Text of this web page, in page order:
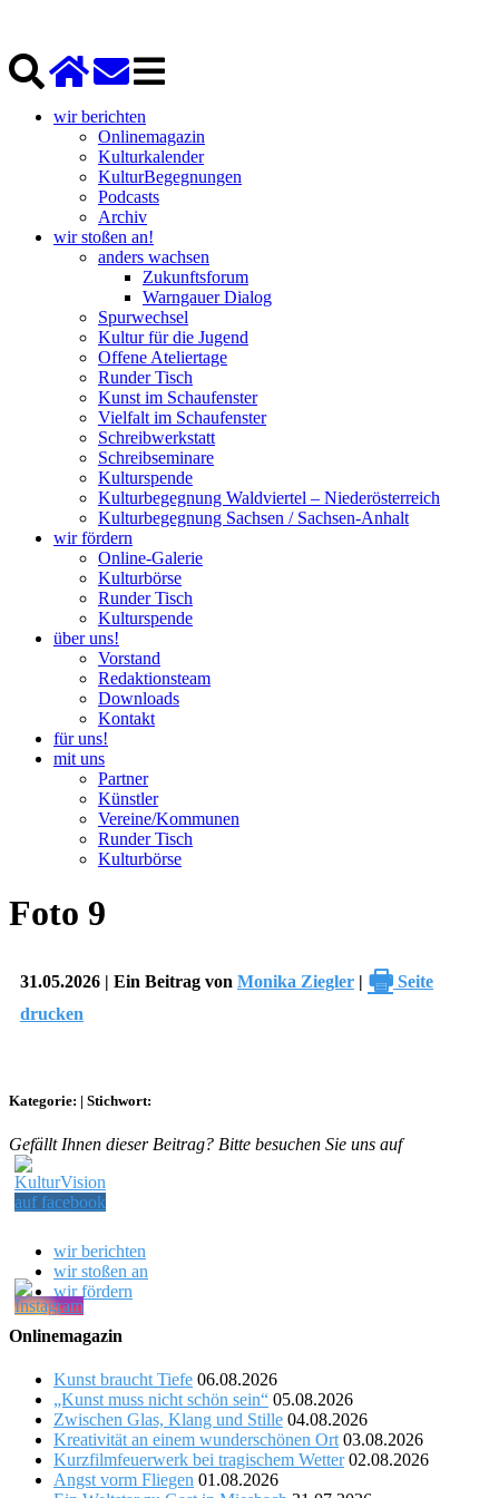
wir berichten
Onlinemagazin
Kulturkalender
KulturBegegnungen
Podcasts
Archiv
wir stoßen an!
anders wachsen
Zukunftsforum
Warngauer Dialog
Spurwechsel
Kultur für die Jugend
Offene Ateliertage
Runder Tisch
Kunst im Schaufenster
Vielfalt im Schaufenster
Schreibwerkstatt
Schreibseminare
Kulturspende
Kulturbegegnung Waldviertel – Niederösterreich
Kulturbegegnung Sachsen / Sachsen-Anhalt
wir fördern
Online-Galerie
Kulturbörse
Runder Tisch
Kulturspende
über uns!
Vorstand
Redaktionsteam
Downloads
Kontakt
für uns!
mit uns
Partner
Künstler
Vereine/Kommunen
Runder Tisch
Kulturbörse
Foto 9
31.05.2026 | Ein Beitrag von Monika Ziegler | 🖶 Seite
drucken
Kategorie: | Stichwort:
Gefällt Ihnen dieser Beitrag? Bitte besuchen Sie uns auf
wir berichten
wir stoßen an
wir fördern
Onlinemagazin
Kunst braucht Tiefe 06.08.2026
„Kunst muss nicht schön sein“ 05.08.2026
Zwischen Glas, Klang und Stille 04.08.2026
Kreativität an einem wunderschönen Ort 03.08.2026
Kurzfilmfeuerwerk bei tragischem Wetter 02.08.2026
Angst vorm Fliegen 01.08.2026